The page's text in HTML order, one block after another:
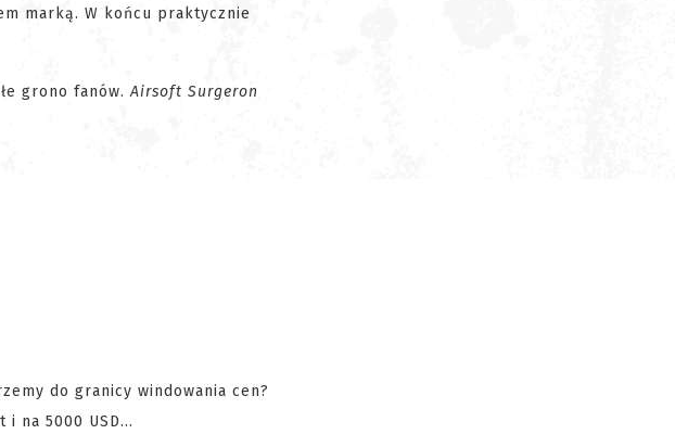
marką. W końcu praktycznie
grono fanów.Airsoft Surgeron
do granicy windowania cen?
na 5000 USD...